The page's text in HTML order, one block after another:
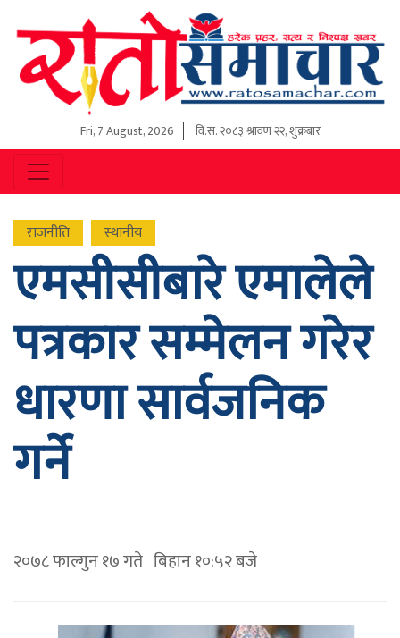
Fri, 7 August, 2026 वि.स.२०८३ श्रावण २२, शुक्रबार
राजनीति स्थानीय
एमसीसीबारे एमालेले
पत्रकार सम्मेलन गरेर
धारणा सार्वजनिक
गर्ने
२०७८ फाल्गुन १७ गते बिहान १०:५२ बजे